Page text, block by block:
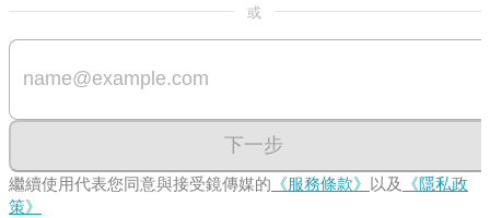
或
下一步
繼續使用代表您同意與接受鏡傳媒的 《服務條款》 以及 《隱私政
策》